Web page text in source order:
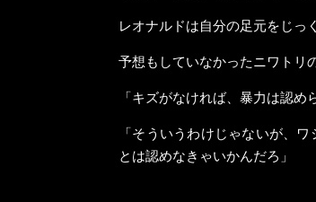
レオナルドは自分の足元をじっ
予想もしていなかったニワトリ
「キズがなければ、暴力は認め
「そういうわけじゃないが、
とは認めなきゃいかんだろ」